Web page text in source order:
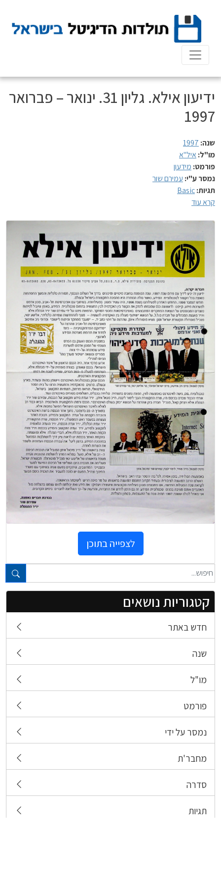
content
טקסט חופשי...
קטגוריות נושאים
חדש באתר
שנה
מו"ל
פורמט
נמסר על ידי
מחבר'ת
סדרה
תגיות
ידיעון אילא. גליון 31. ינואר – פברואר
1997
שנה: 1997
מו"ל: איל"א
פורמט: מידעון
נמסר ע"י: עמירם שור
תגיות:Basic
קרא עוד
לצפייה בתוכן